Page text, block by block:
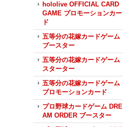
hololive OFFICIAL CARD
GAME プロモーションカー
ド
五等分の花嫁カードゲーム
ブースター
五等分の花嫁カードゲーム
スターター
五等分の花嫁カードゲーム
プロモーションカード
プロ野球カードゲーム DRE
AM ORDER ブースター